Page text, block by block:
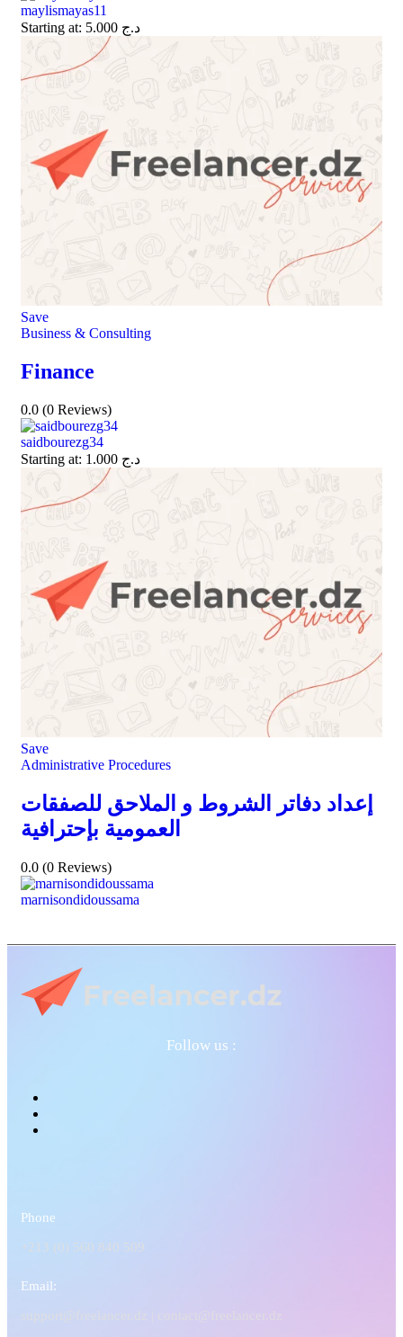
maylismayas11
Starting at:
د.ج 5.000
Save
Business & Consulting
Finance
0.0 (0 Reviews)
saidbourezg34
Starting at:
د.ج 1.000
Save
Administrative Procedures
إعداد دفاتر الشروط و الملاحق للصفقات
العمومية بإحترافية
0.0 (0 Reviews)
marnisondidoussama
Follow us :
Phone
+213 (0) 560 840 509
Email:
support@freelancer.dz |